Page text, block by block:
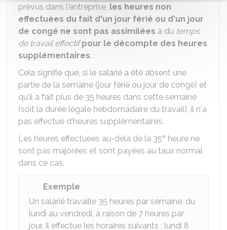
prévus dans l'entreprise, les heures non
effectuées du fait d'un jour férié ou d'un jour
de congé ne sont pas assimilées à du temps
de travail effectif pour le décompte des heures
supplémentaires.
Cela signifie que, si le salarié a été absent une
partie de la semaine (jour férié ou jour de congé) et
qu'il a fait plus de 35 heures dans cette semaine
(soit la durée légale hebdomadaire du travail), il n'a
pas effectué d'heures supplémentaires.
Les heures effectuées au-delà de la 35e heure ne
sont pas majorées et sont payées au taux normal
dans ce cas.
Exemple
Un salarié travaille 35 heures par semaine, du
lundi au vendredi, à raison de 7 heures par
jour. Il effectue les horaires suivants : lundi 8